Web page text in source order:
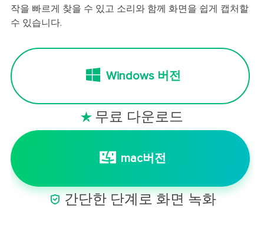
작을 빠르게 찾을 수 있고 소리와 함께 화면을 쉽게 캡처할
수 있습니다.
Windows 버전
 무료 다운로드
mac버전
 간단한 단계로 화면 녹화